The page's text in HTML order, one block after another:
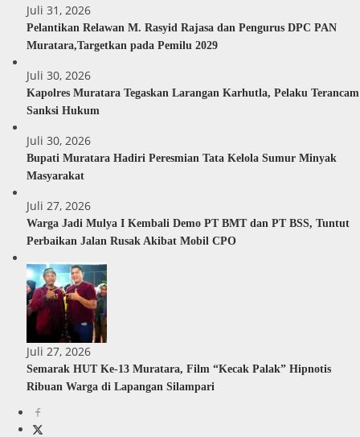
Juli 31, 2026
Pelantikan Relawan M. Rasyid Rajasa dan Pengurus DPC PAN
Muratara,Targetkan pada Pemilu 2029
Juli 30, 2026
Kapolres Muratara Tegaskan Larangan Karhutla, Pelaku Terancam
Sanksi Hukum
Juli 30, 2026
Bupati Muratara Hadiri Peresmian Tata Kelola Sumur Minyak
Masyarakat
Juli 27, 2026
Warga Jadi Mulya I Kembali Demo PT BMT dan PT BSS, Tuntut
Perbaikan Jalan Rusak Akibat Mobil CPO
Juli 27, 2026
Semarak HUT Ke-13 Muratara, Film “Kecak Palak” Hipnotis
Ribuan Warga di Lapangan Silampari